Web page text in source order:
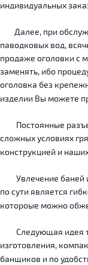
индивидуальных
Далее, при
паводковых вод,
продаже оголовки с
заменять, ибо
оголовка без
изделии Вы можете
Постоянные
сложных условиях
конструкцией и
Увлечение баней и
по сути является
котороые можно
Следующая идея
изготовления,
банщиков и по